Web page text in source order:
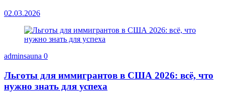
02.03.2026
adminsauna 0
Льготы для иммигрантов в США 2026: всё, что
нужно знать для успеха